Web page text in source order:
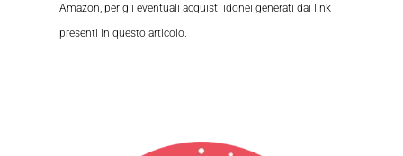
Amazon, per gli eventuali acquisti idonei generati dai link
presenti in questo articolo.